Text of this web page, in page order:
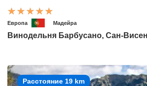
Европа Мадейра
Винодельня Барбусано, Сан-
Расстояние 19 km